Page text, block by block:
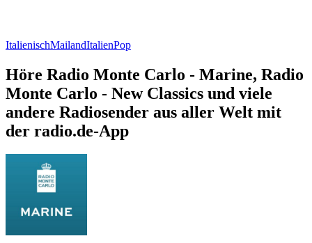
ItalienischMailandItalienPop
Höre Radio Monte Carlo - Marine, Radio
Monte Carlo - New Classics und viele
andere Radiosender aus aller Welt mit
der radio.de-App